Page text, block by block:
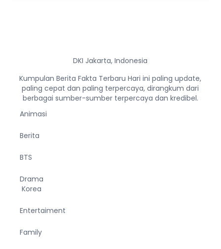
DKI Jakarta, Indonesia
Kumpulan Berita Fakta Terbaru Hari ini paling update,
paling cepat dan paling terpercaya, dirangkum dari
berbagai sumber-sumber terpercaya dan kredibel.
Animasi
Berita
BTS
Drama
Korea
Entertaiment
Family